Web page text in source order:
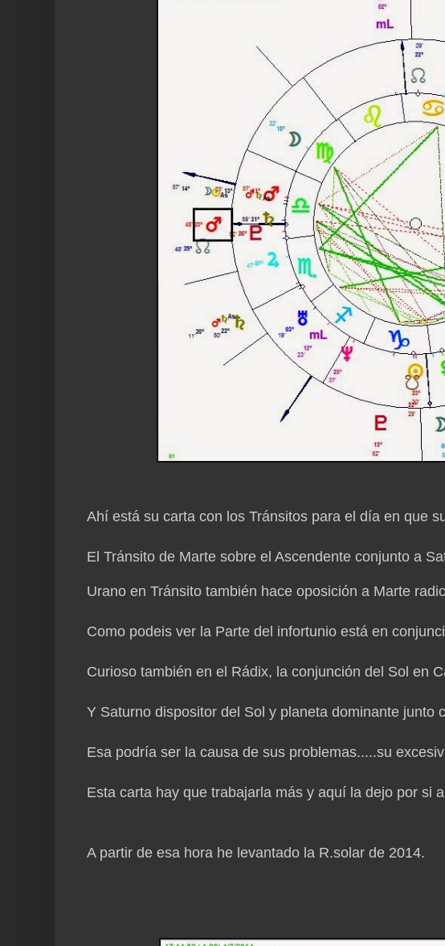
Ahí está su carta con los Tránsitos para el día en que
El Tránsito de Marte sobre el Ascendente conjunto a
Urano en Tránsito también hace oposición a Marte
Como podeis ver la Parte del infortunio está en
Curioso también en el Rádix, la conjunción del Sol en
Y Saturno dispositor del Sol y planeta dominante junto
Esa podría ser la causa de sus problemas.....su
Esta carta hay que trabajarla más y aquí la dejo por si
A partir de esa hora he levantado la R.solar de 2014.